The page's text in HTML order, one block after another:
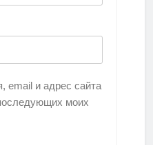
email и адрес сайта
моих